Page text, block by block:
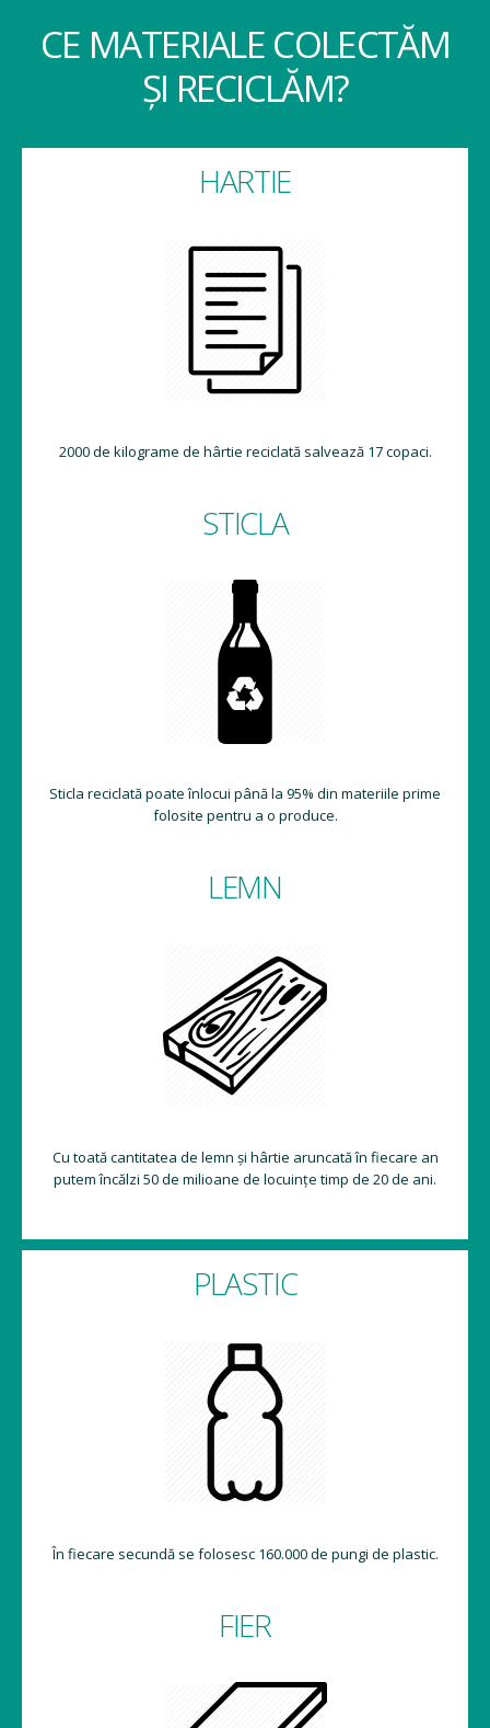
CE MATERIALE COLECTĂM
ȘI RECICLĂM?
HARTIE
2000 de kilograme de hârtie reciclată salvează 17 copaci.
STICLA
Sticla reciclată poate înlocui până la 95% din materiile prime
folosite pentru a o produce.
LEMN
Cu toată cantitatea de lemn și hârtie aruncată în fiecare an
putem încălzi 50 de milioane de locuințe timp de 20 de ani.
PLASTIC
În fiecare secundă se folosesc 160.000 de pungi de plastic.
FIER